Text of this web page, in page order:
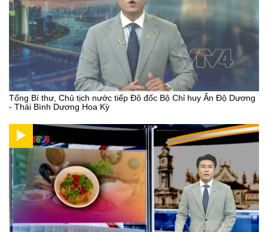
Tổng Bí thư, Chủ tịch nước tiếp Đô đốc Bộ Chỉ huy Ấn Độ Dương
- Thái Bình Dương Hoa Kỳ